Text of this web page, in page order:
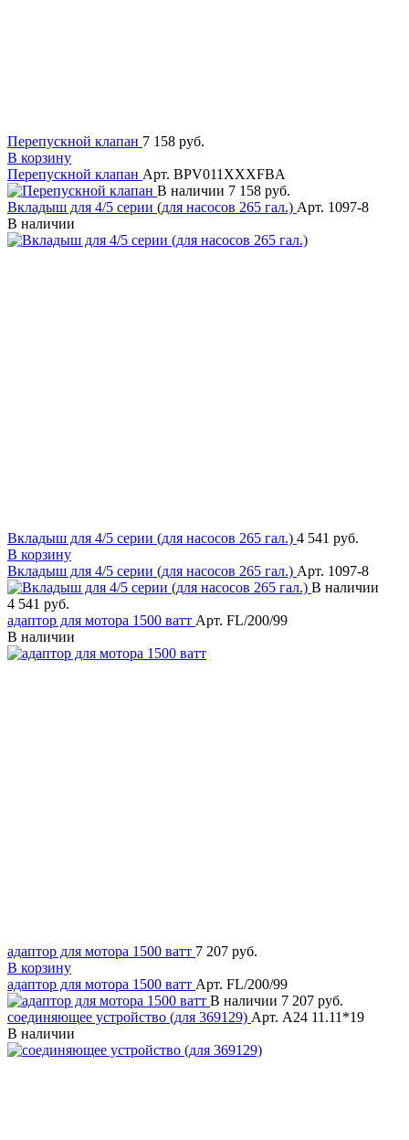
Перепускной клапан 7 158 руб.
В корзину
Перепускной клапан Арт. BPV011XXXFBA
В наличии 7 158 руб.
Вкладыш для 4/5 серии (для насосов 265 гал.) Арт. 1097-8
В наличии
Вкладыш для 4/5 серии (для насосов 265 гал.) 4 541 руб.
В корзину
Вкладыш для 4/5 серии (для насосов 265 гал.) Арт. 1097-8
В наличии
4 541 руб.
адаптор для мотора 1500 ватт Арт. FL/200/99
В наличии
адаптор для мотора 1500 ватт 7 207 руб.
В корзину
адаптор для мотора 1500 ватт Арт. FL/200/99
В наличии 7 207 руб.
соединяющее устройство (для 369129) Арт. A24 11.11*19
В наличии